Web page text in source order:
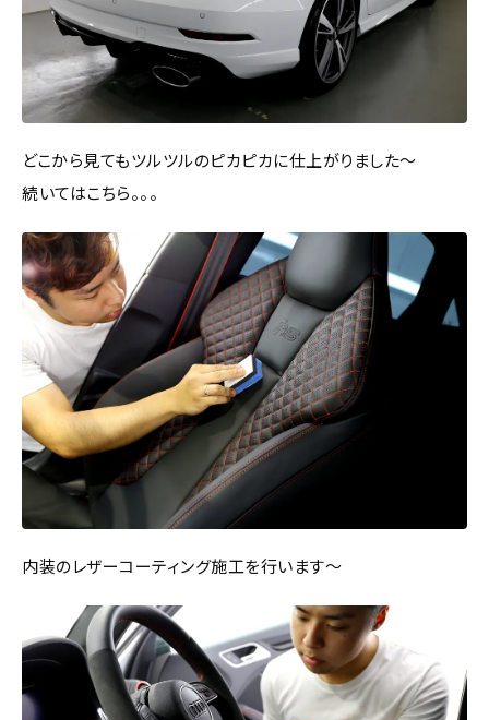
どこから見てもツルツルのピカピカに仕上がりました～
続いてはこちら。。。
内装のレザーコーティング施工を行います～